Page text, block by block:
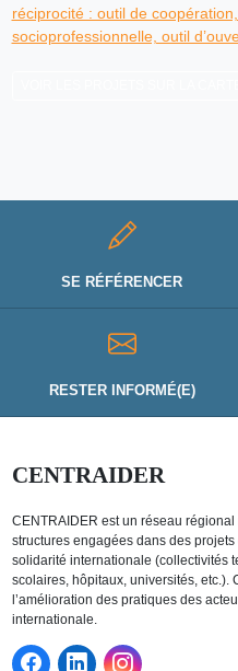
réciprocité : outil de
socioprofessionnelle, outil
SE RÉFÉRENCER
RESTER INFORMÉ(E)
CENTRAIDER
CENTRAIDER est un réseau
structures engagées dans des
solidarité internationale (collectivités
scolaires, hôpitaux, universités, etc.).
l’amélioration des pratiques des
internationale.